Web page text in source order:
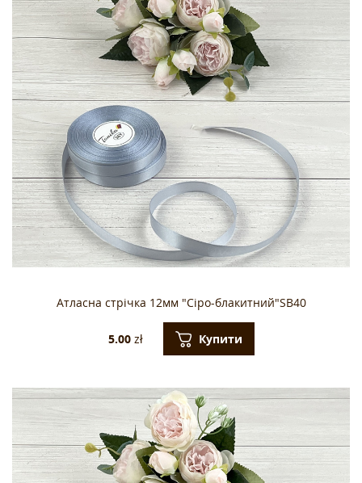
Атласна стрічка 12мм "Сіро-блакитний"SB40
5.00zł Купити